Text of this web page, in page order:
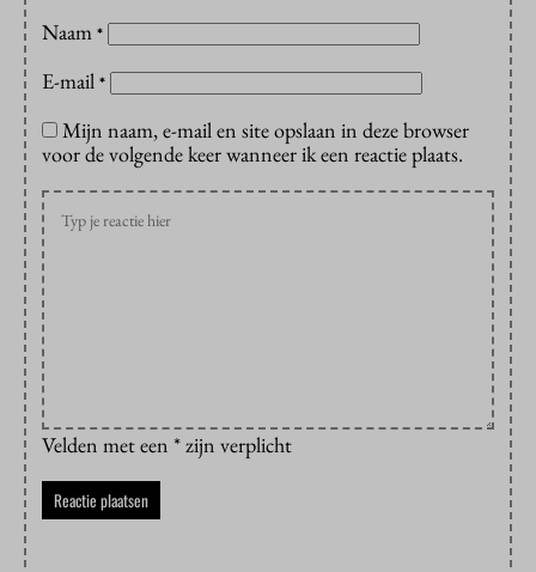
Naam *
E-mail *
Mijn naam, e-mail en site opslaan in deze browser
voor de volgende keer wanneer ik een reactie plaats.
Velden met een * zijn verplicht